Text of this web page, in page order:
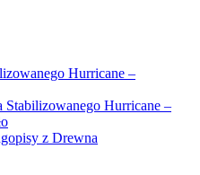
z Drewna